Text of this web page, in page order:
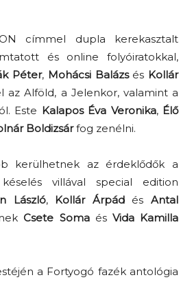
címmel dupla kerekasztalt
és online folyóiratokkal,
Péter, Mohácsi Balázsés Kollár
az Alföld, a Jelenkor, valamint a
Este Kalapos Éva Veronika, Élő
Boldizsárfog zenélni.
kerülhetnek az érdeklődők a
késelés villával special edition
László, Kollár ÁrpádésAntal
Csete Somaés Vida Kamilla
a Fortyogó fazék antológia